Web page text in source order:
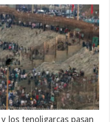
los tenoligarcas pasan